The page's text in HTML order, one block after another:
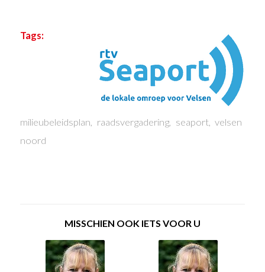
Tags:
milieubeleidsplan, raadsvergadering, seaport,velsen
noord
MISSCHIEN OOK IETS VOOR U